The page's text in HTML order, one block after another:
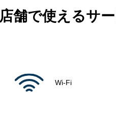
店舗で使えるサ
Wi-Fi